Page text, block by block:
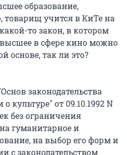
образование,
товарищ учится в КиТе на
то закон, в котором
высшее в сфере кино можно
основе, так ли это?
законодательства
культуре" от 09.10.1992 N
без ограничения
гуманитарное и
на выбор его форм и
с законодательством